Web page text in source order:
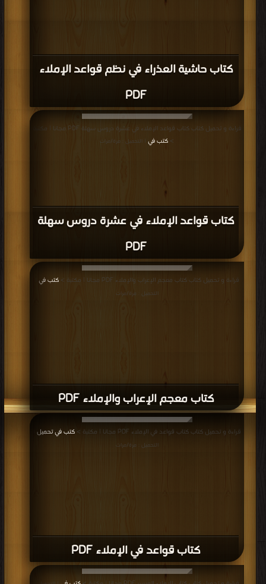
كتاب حاشية العذراء في نظم قواعد الإملاء
PDF
كتاب قواعد الإملاء في عشرة دروس سهلة
PDF
قراءة و تحميل كتاب كتاب قواعد الإملاء في عشرة دروس سهلة PDF مجانا | مكتبة
> كتب في | التحميل : مرة/مرات
كتاب معجم الإعراب والإملاء PDF
قراءة و تحميل كتاب كتاب معجم الإعراب والإملاء PDF مجانا | مكتبة > كتب في
التحميل : مرة/مرات
كتاب قواعد في الإملاء PDF
قراءة و تحميل كتاب كتاب قواعد في الإملاء PDF مجانا | مكتبة > كتب في تحميل
التحميل : مرة/مرات